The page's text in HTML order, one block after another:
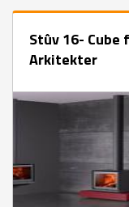
Stûv 16-
Arkitekter